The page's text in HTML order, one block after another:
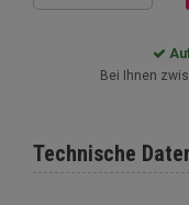
Bei Ihnen
Technische